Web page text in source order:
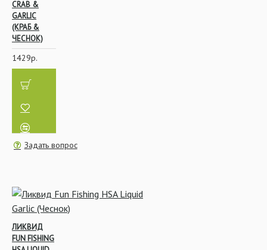
CRAB &
GARLIC
(КРАБ &
ЧЕСНОК)
1429р.
Задать вопрос
ЛИКВИД
FUN FISHING